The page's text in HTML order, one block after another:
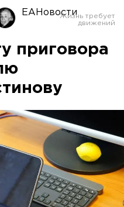
ЕАНовости
приговора